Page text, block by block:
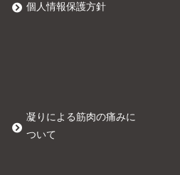
個人情報保護方針
凝りによる筋肉の痛みに
ついて